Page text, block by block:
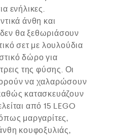
ενήλικες.
άνθη και
θα ξεθωριάσουν
σετ με λουλούδια
δώρο για
της φύσης. Οι
να χαλαρώσουν
κατασκευάζουν
από 15 LEGO
μαργαρίτες,
κουφοξυλιάς,